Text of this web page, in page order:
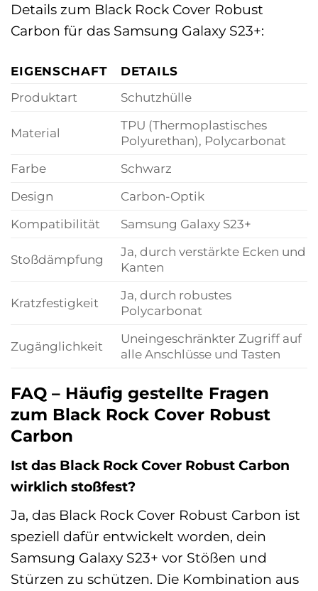
Details zum Black Rock Cover Robust
Carbon für das Samsung Galaxy S23+:
EIGENSCHAFT
DETAILS
Produktart
Schutzhülle
Material
TPU (Thermoplastisches
Polyurethan), Polycarbonat
Farbe
Schwarz
Design
Carbon-Optik
Kompatibilität
Samsung Galaxy S23+
Stoßdämpfung
Ja, durch verstärkte Ecken und
Kanten
Kratzfestigkeit
Ja, durch robustes
Polycarbonat
Zugänglichkeit
Uneingeschränkter Zugriff auf
alle Anschlüsse und Tasten
FAQ – Häufig gestellte Fragen
zum Black Rock Cover Robust
Carbon
Ist das Black Rock Cover Robust Carbon
wirklich stoßfest?
Ja, das Black Rock Cover Robust Carbon ist
speziell dafür entwickelt worden, dein
Samsung Galaxy S23+ vor Stößen und
Stürzen zu schützen. Die Kombination aus